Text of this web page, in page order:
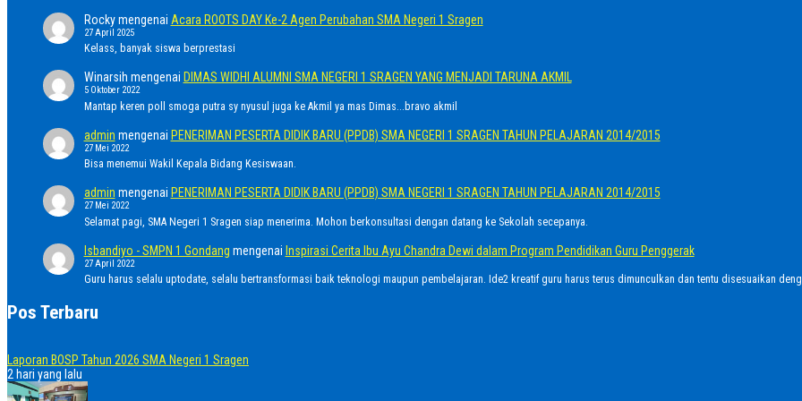
Rockymengenai Acara ROOTS DAY Ke-2 Agen Perubahan SMA Negeri 1 Sragen
27 April 2025
Kelass, banyak siswa berprestasi
Winarsih mengenai DIMAS WIDHI ALUMNI SMA NEGERI 1 SRAGEN YANG MENJADI TARUNA AKMIL
5 Oktober 2022
Mantap keren poll smoga putra sy nyusul juga ke Akmil ya mas Dimas...bravo akmil
admin mengenai PENERIMAN PESERTA DIDIK BARU (PPDB) SMA NEGERI 1 SRAGEN TAHUN PELAJARAN 2014/2015
27 Mei 2022
Bisa menemui Wakil Kepala Bidang Kesiswaan.
admin mengenai PENERIMAN PESERTA DIDIK BARU (PPDB) SMA NEGERI 1 SRAGEN TAHUN PELAJARAN 2014/2015
27 Mei 2022
Selamat pagi, SMA Negeri 1 Sragen siap menerima. Mohon berkonsultasi dengan datang ke Sekolah secepanya.
Isbandiyo - SMPN 1 Gondang mengenai Inspirasi Cerita Ibu Ayu Chandra Dewi dalam Program Pendidikan Guru Penggerak
27 April 2022
Guru harus selalu uptodate, selalu bertransformasi baik teknologi maupun pembelajaran. Ide2 kreatif guru harus terus dimunculkan dan tentu disesuaikan
Pos Terbaru
Laporan BOSP Tahun 2026 SMA Negeri 1 Sragen
2 hari yang lalu